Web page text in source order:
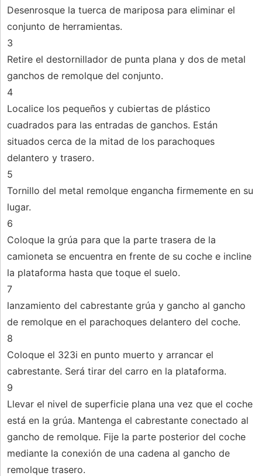
Desenrosque la tuerca de mariposa para eliminar el
conjunto de herramientas.
3
Retire el destornillador de punta plana y dos de metal
ganchos de remolque del conjunto.
4
Localice los pequeños y cubiertas de plástico
cuadrados para las entradas de ganchos. Están
situados cerca de la mitad de los parachoques
delantero y trasero.
5
Tornillo del metal remolque engancha firmemente en su
lugar.
6
Coloque la grúa para que la parte trasera de la
camioneta se encuentra en frente de su coche e incline
la plataforma hasta que toque el suelo.
7
lanzamiento del cabrestante grúa y gancho al gancho
de remolque en el parachoques delantero del coche.
8
Coloque el 323i en punto muerto y arrancar el
cabrestante. Será tirar del carro en la plataforma.
9
Llevar el nivel de superficie plana una vez que el coche
está en la grúa. Mantenga el cabrestante conectado al
gancho de remolque. Fije la parte posterior del coche
mediante la conexión de una cadena al gancho de
remolque trasero.